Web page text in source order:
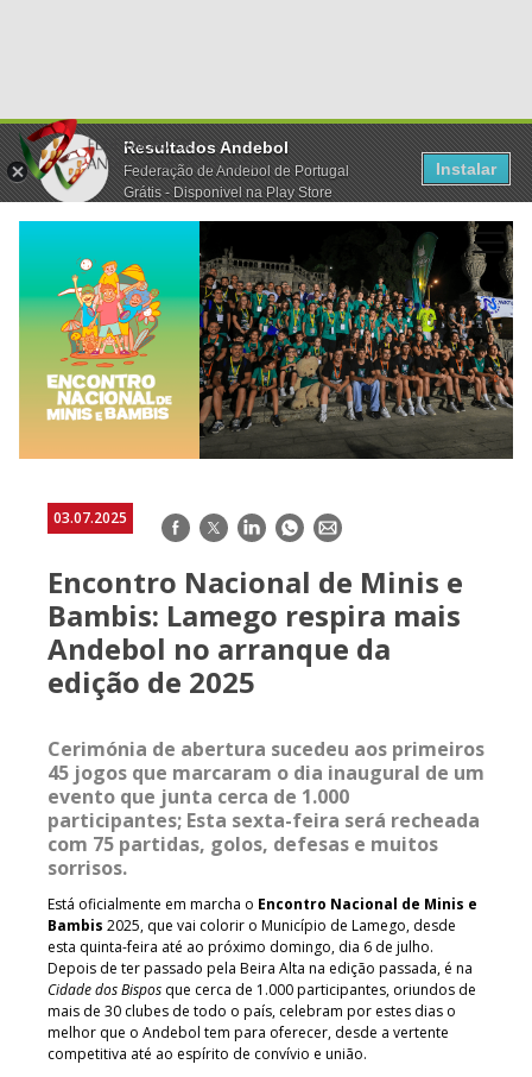
Resultados Andebol
Federação de Andebol de Portugal
Grátis - Disponivel na Play Store
Instalar
03.07.2025 Facebook
TwitterLinkedInWhatsApp
E-
Encontro Nacional de Minis e
Bambis: Lamego respira mais
Andebol no arranque da
edição de 2025
Cerimónia de abertura sucedeu aos primeiros
45 jogos que marcaram o dia inaugural de um
evento que junta cerca de 1.000
participantes; Esta sexta-feira será recheada
com 75 partidas, golos, defesas e muitos
sorrisos.
Está oficialmente em marcha o Encontro Nacional de Minis e
Bambis 2025, que vai colorir o Município de Lamego, desde
esta quinta-feira até ao próximo domingo, dia 6 de julho.
Depois de ter passado pela Beira Alta na edição passada, é na
Cidade dos Bispos que cerca de 1.000 participantes, oriundos de
mais de 30 clubes de todo o país, celebram por estes dias o
melhor que o Andebol tem para oferecer, desde a vertente
competitiva até ao espírito de convívio e união.